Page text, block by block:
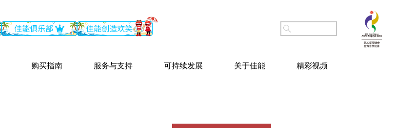
购买指南 服务与支持 可持续发展 关于佳能 精彩视频